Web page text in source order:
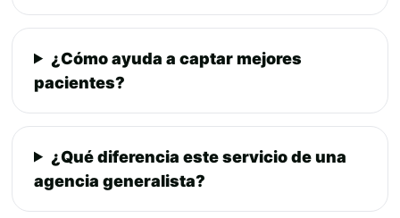
¿Cómo ayuda a captar mejores
pacientes?
¿Qué diferencia este servicio de una
agencia generalista?